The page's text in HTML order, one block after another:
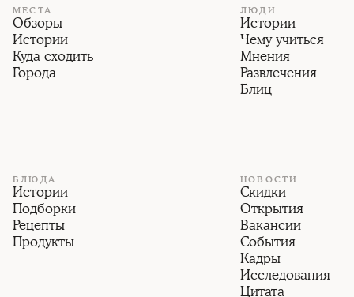
МЕСТА
Обзоры
Истории
Куда сходить
Города
ЛЮДИ
Истории
Чему учиться
Мнения
Развлечения
Блиц
БЛЮДА
Истории
Подборки
Рецепты
Продукты
НОВОСТИ
Скидки
Открытия
Вакансии
События
Кадры
Исследования
Цитата